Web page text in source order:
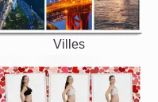
Villes